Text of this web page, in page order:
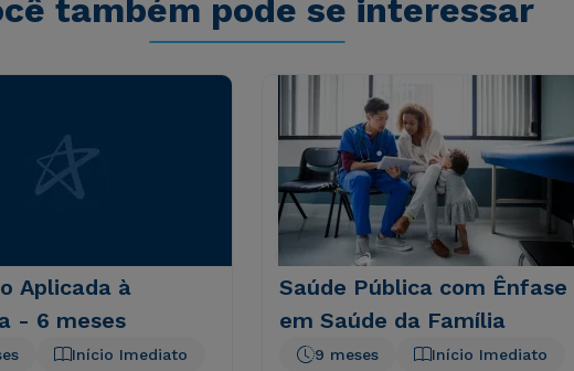
também pode se interessar
Aplicada à
- 6 meses
Início Imediato
Saúde Pública com Ênfase
em Saúde da Família
Início Imediato
9 meses